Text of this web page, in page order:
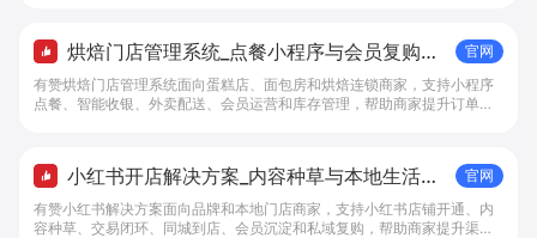
烘焙门店管理系统_点餐小程序与会员复购工
具 - 做生意, 找有赞
官网
有赞烘焙门店管理系统面向蛋糕店、面包房和烘焙连锁商家，支持小程序
点餐、智能收银、外卖配送、会员运营和库存管理，帮助商家提升订单转
小红书开店解决方案_内容种草与本地生活转
化工具 - 做生意, 找有赞
官网
有赞小红书解决方案面向品牌和本地门店商家，支持小红书店铺开通、内
容种草、交易闭环、同城到店、会员沉淀和私域复购，帮助商家提升渠道